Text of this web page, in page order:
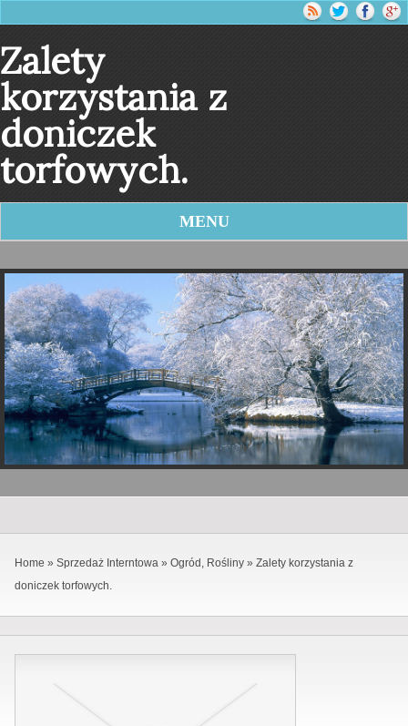
Zalety
korzystania z
doniczek
torfowych.
MENU
Home » Sprzedaż Interntowa » Ogród, Rośliny » Zalety korzystania z
doniczek torfowych.